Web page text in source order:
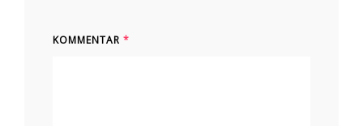
KOMMENTAR *